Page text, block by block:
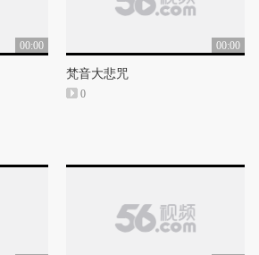
00:00 00:00
梵音大悲咒
0